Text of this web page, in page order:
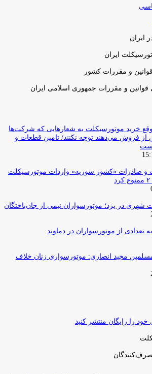
ایران
ایران
و مقررات کشور
قوانین و مقررات جمهوری اسلامی ایران
خرید موتورسیکلت به شعارهایی که شرکت‌ها
از فروش می‌دهند توجه نکنند/ تامین قطعات و
و صادرات «کشور سوریه» واردات موتورسیکلت
شهری در یزد؛ موتورسواران نیمی از جان‌باختگان
تعدادی از موتورسواران در دماوند
مجید انصاری: موتورسواری زنان خلاف
را رایگان منتشر کنید